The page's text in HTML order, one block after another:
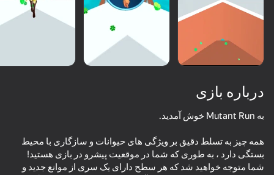
همه. حتی "غیربازیکنان" Furry Girls
Capybara Evolution: Clicker
53
Stack Fire Ball
51
درباره بازی
همه چیز به تسلط دقیق بر ویژگی های حیوانات و سازگاری با محیط
بستگی دارد ، به طوری که شما در موقعیت پیشرو در بازی هستید!
شما متوجه خواهید شد که هر سطح دارای یک سری از موانع جدید و